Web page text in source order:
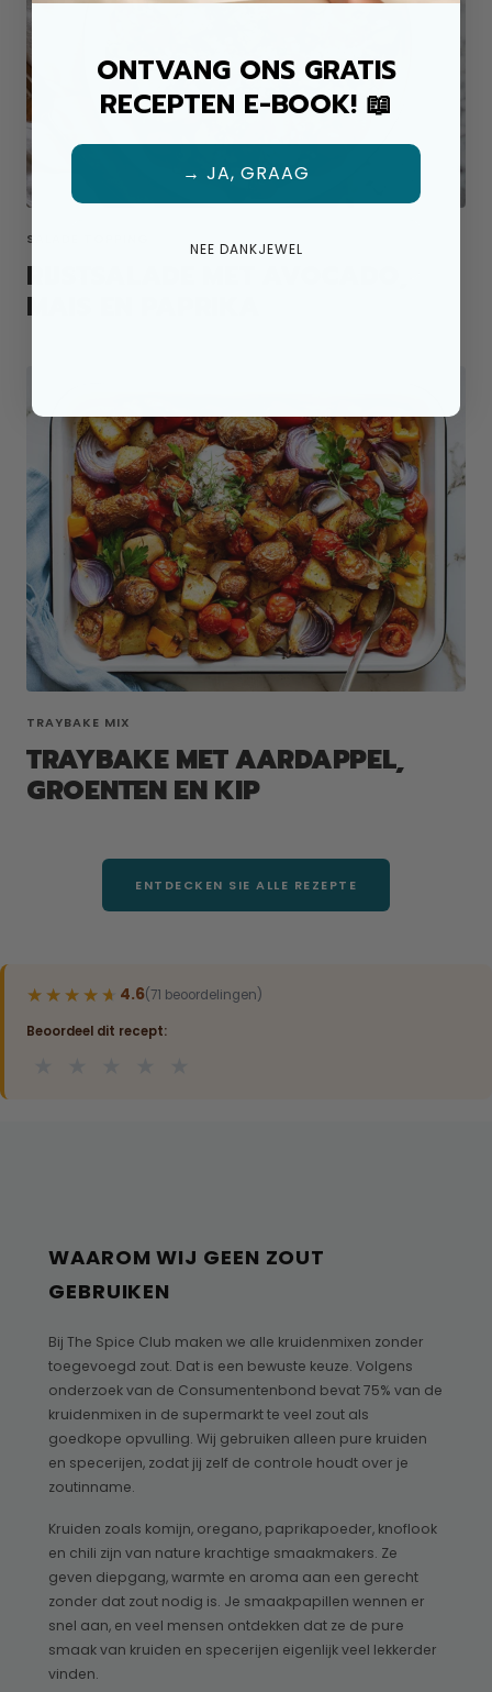
SALADE TOPPING
RIJSTSALADE MET AVOCADO,
MAIS EN PAPRIKA
TRAYBAKE MIX
TRAYBAKE MET AARDAPPEL,
GROENTEN EN KIP
ENTDECKEN SIE ALLE REZEPTE
★★★★★
★★★★★ 4.6(71 beoordelingen)
Beoordeel dit recept:
WAAROM WIJ GEEN ZOUT
GEBRUIKEN
Bij The Spice Club maken we alle kruidenmixen zonder
toegevoegd zout. Dat is een bewuste keuze. Volgens
onderzoek van de Consumentenbond bevat 75% van de
kruidenmixen in de supermarkt te veel zout als
goedkope opvulling. Wij gebruiken alleen pure kruiden
en specerijen, zodat jij zelf de controle houdt over je
zoutinname.
Kruiden zoals komijn, oregano, paprikapoeder, knoflook
en chili zijn van nature krachtige smaakmakers. Ze
geven diepgang, warmte en aroma aan een gerecht
zonder dat zout nodig is. Je smaakpapillen wennen er
snel aan, en veel mensen ontdekken dat ze de pure
smaak van kruiden en specerijen eigenlijk veel lekkerder
vinden.
ONTVANG ONS GRATIS
RECEPTEN E-BOOK! 📖
→ JA, GRAAG
NEE DANKJEWEL